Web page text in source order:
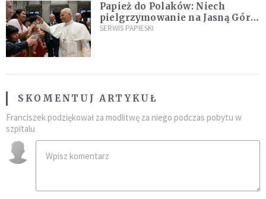
Papież do Polaków: Niech
pielgrzymowanie na Jasną Górę
umocni wiarę i nadzieję
SERWIS PAPIESKI
SKOMENTUJ ARTYKUŁ
Franciszek podziękował za modlitwę za niego podczas pobytu w
szpitalu